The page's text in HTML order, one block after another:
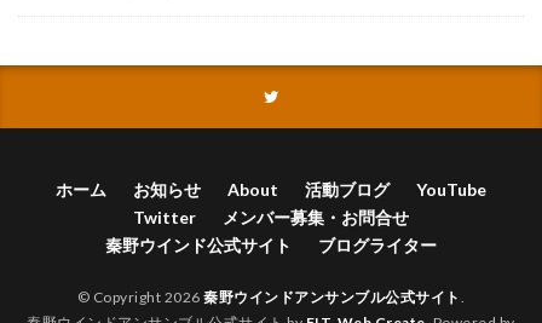
ホーム お知らせ About 活動ブログ
YouTube
Twitter
メンバー募集・お問合せ
秦野ウインド公式サイト
ブログライター
© Copyright 2026秦野ウインドアンサンブル公式サイト